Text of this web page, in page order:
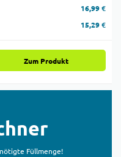
16,99 €
15,29 €
Zum Produkt
Füllmenge!